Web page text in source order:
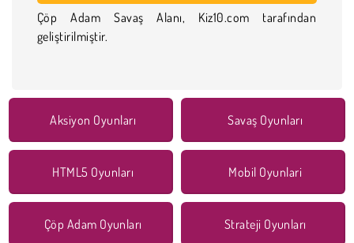
Çöp Adam Savaş Alanı, Kiz10.com tarafından
geliştirilmiştir.
Aksiyon Oyunları Savaş Oyunları
HTML5 Oyunları Mobil Oyunlari
Çöp Adam Oyunları Strateji Oyunları